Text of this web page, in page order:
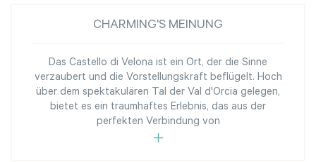
CHARMING'S MEINUNG
Das Castello di Velona ist ein Ort, der die Sinne
verzaubert und die Vorstellungskraft beflügelt. Hoch
über dem spektakulären Tal der Val d'Orcia gelegen,
bietet es ein traumhaftes Erlebnis, das aus der
perfekten Verbindung von